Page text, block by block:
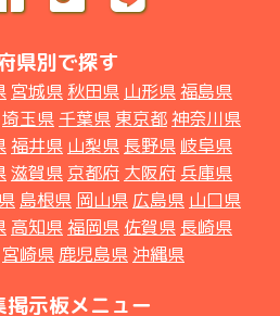
県別で探す
宮城県 秋田県 山形県福島県
埼玉県 千葉県 東京都神奈川県
福井県 山梨県 長野県 岐阜県
滋賀県 京都府 大阪府 兵庫県
島根県 岡山県 広島県 山口県
高知県福岡県 佐賀県 長崎県
宮崎県 鹿児島県 沖縄県
掲示板メニュー